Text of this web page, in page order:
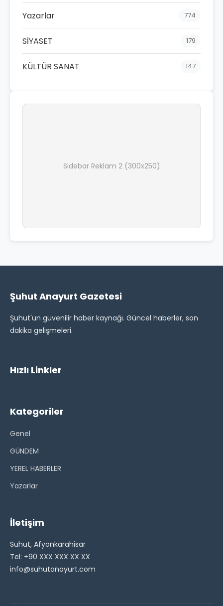
Yazarlar 774
SİYASET 179
KÜLTÜR SANAT 147
Sidebar Reklam 2 (300x250)
Şuhut Anayurt Gazetesi
Şuhut'un güvenilir haber kaynağı. Güncel haberler, son
dakika gelişmeleri.
Hızlı Linkler
Kategoriler
Genel
GÜNDEM
YEREL HABERLER
Yazarlar
İletişim
Suhut, Afyonkarahisar
Tel: +90 XXX XXX XX XX
info@suhutanayurt.com